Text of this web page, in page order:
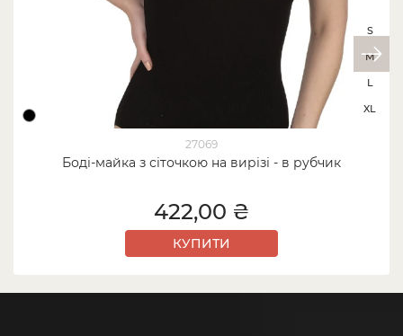
27069
Боді-майка з сіточкою на вирізі - в рубчик
S
M
L
XL
422,00 ₴
КУПИТИ